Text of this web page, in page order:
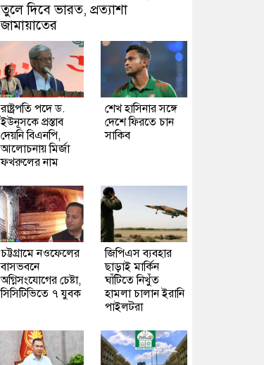
তুলে দিবে ভারত, প্রত্যাশা
জামায়াতের
রাষ্ট্রপতি পদে ড.
ইউনূসকে প্রস্তাব
দেয়নি বিএনপি,
আলোচনায় মির্জা
ফখরুলের নাম
শেখ হাসিনার সঙ্গে
দেশে ফিরতে চান
সাকিব
চট্টগ্রামে নওফেলের
বাসভবনে
অগ্নিসংযোগের চেষ্টা,
সিসিটিভিতে ৭ যুবক
জিপিএস ব্যবহার
ছাড়াই মার্কিন
ঘাঁটিতে নিখুঁত
হামলা চালান ইরানি
পাইলটরা